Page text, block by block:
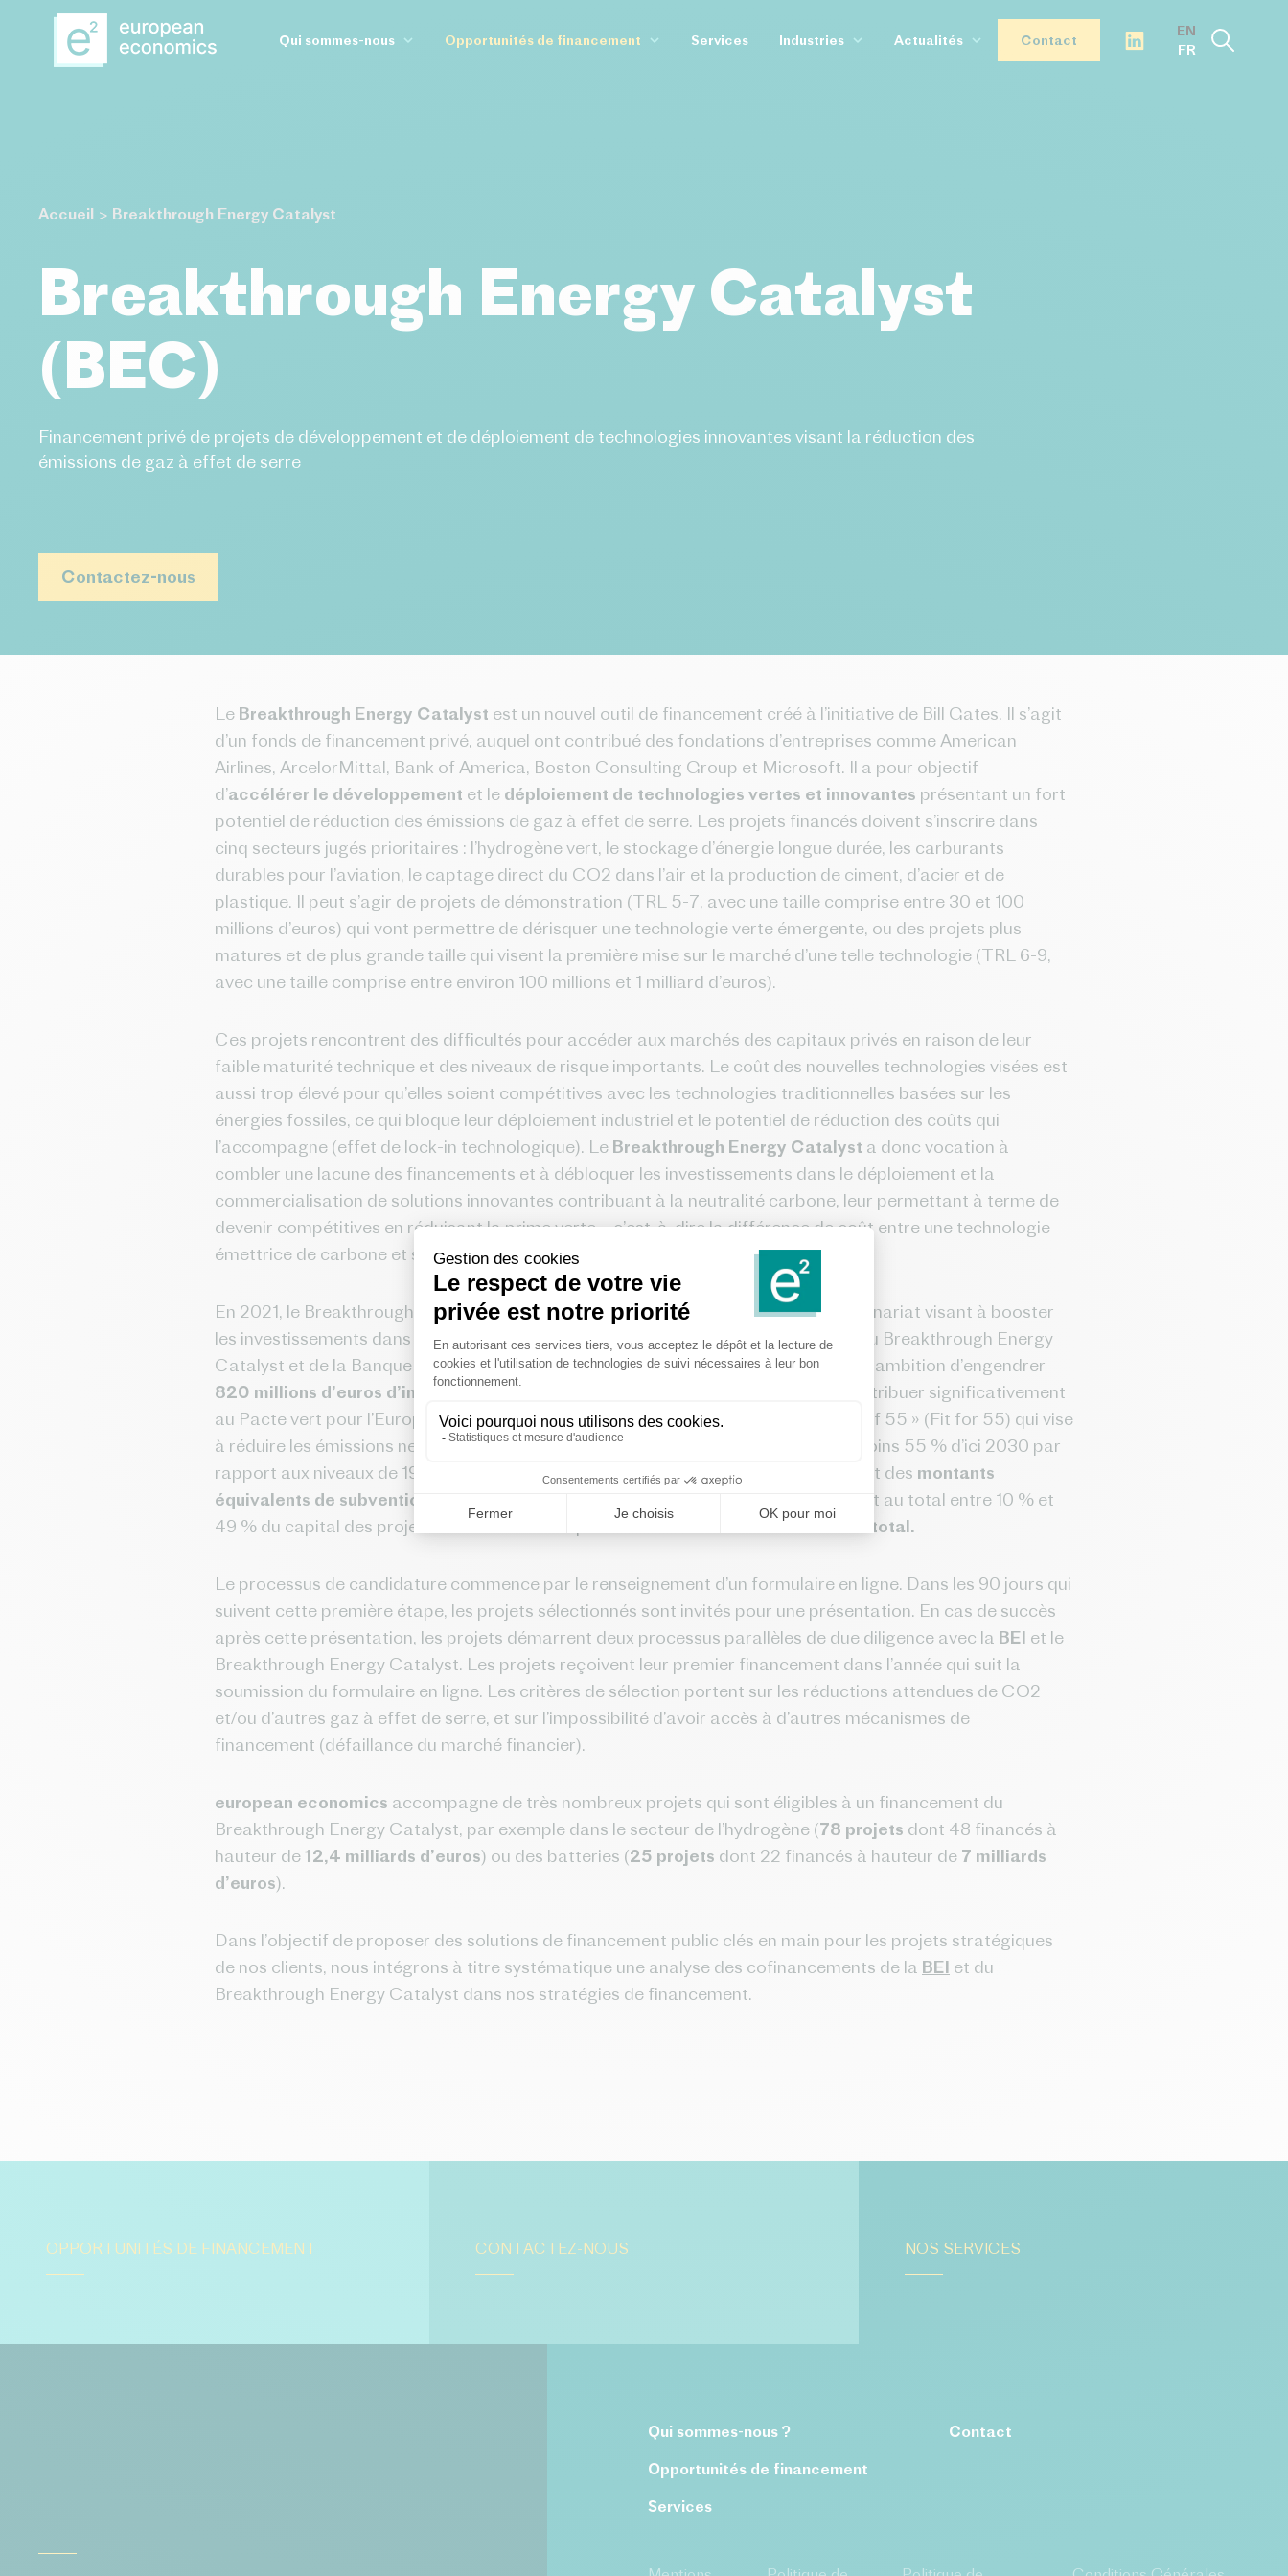
Aller au contenu principal
Qui sommes-nous Opportunités de financement
IPCEI Artificial Intelligence
IPCEI Biotechnologies
Just Transition Fund
Modernisation Fund
Services Industries Actualités Contact
EN
FR
Accueil > Breakthrough Energy Catalyst
Breakthrough Energy Catalyst
(BEC)
Financement privé de projets de développement et de déploiement de technologies innovantes visant la réduction des
émissions de gaz à effet de serre
Contactez-nous
Le Breakthrough Energy Catalyst est un nouvel outil de financement créé à l’initiative de Bill Gates. Il s’agit
d’un fonds de financement privé, auquel ont contribué des fondations d’entreprises comme American
Airlines, ArcelorMittal, Bank of America, Boston Consulting Group et Microsoft. Il a pour objectif
d’accélérer le développement et le déploiement de technologies vertes et innovantes présentant un fort
potentiel de réduction des émissions de gaz à effet de serre. Les projets financés doivent s’inscrire dans
cinq secteurs jugés prioritaires : l’hydrogène vert, le stockage d’énergie longue durée, les carburants
durables pour l’aviation, le captage direct du CO2 dans l’air et la production de ciment, d’acier et de
plastique. Il peut s’agir de projets de démonstration (TRL 5-7, avec une taille comprise entre 30 et 100
millions d’euros) qui vont permettre de dérisquer une technologie verte émergente, ou des projets plus
matures et de plus grande taille qui visent la première mise sur le marché d’une telle technologie (TRL 6-9,
avec une taille comprise entre environ 100 millions et 1 milliard d’euros).
Ces projets rencontrent des difficultés pour accéder aux marchés des capitaux privés en raison de leur
faible maturité technique et des niveaux de risque importants. Le coût des nouvelles technologies visées est
aussi trop élevé pour qu’elles soient compétitives avec les technologies traditionnelles basées sur les
énergies fossiles, ce qui bloque leur déploiement industriel et le potentiel de réduction des coûts qui
l’accompagne (effet de lock-in technologique). Le Breakthrough Energy Catalyst a donc vocation à
combler une lacune des financements et à débloquer les investissements dans le déploiement et la
commercialisation de solutions innovantes contribuant à la neutralité carbone, leur permettant à terme de
devenir compétitives en réduisant la prime verte – c’est-à-dire la différence de coût entre une technologie
émettrice de carbone et son alternative plus propre.
En 2021, le Breakthrough Energy Catalyst et l’Union européenne ont scellé un partenariat visant à booster
les investissements dans les énergies climatiques. En associant les financements du Breakthrough Energy
Catalyst et de la Banque Européenne d’Investissement (BEI), ce partenariat a pour ambition d’engendrer
820 millions d’euros d’investissements
sur la période 2022-2026, de façon à contribuer significativement
au Pacte vert pour l’Europe (Green Deal) ainsi qu’au paquet « Ajustement à l’objectif 55 » (Fit for 55) qui vise
à réduire les émissions nettes de gaz à effet de serre de l’Union européenne d’au moins 55 % d’ici 2030 par
rapport aux niveaux de 1990. La BEI et le Breakthrough Energy Catalyst fournissent des montants
équivalents de subventions et d’investissements
dans les projets, qui représentent au total entre 10 % et
49 % du capital des projets – la subvention représentant
un maximum de 20 % au total.
Le processus de candidature commence par le renseignement d’un formulaire en ligne. Dans les 90 jours qui
suivent cette première étape, les projets sélectionnés sont invités pour une présentation. En cas de succès
après cette présentation, les projets démarrent deux processus parallèles de due diligence avec la BEI et le
Breakthrough Energy Catalyst. Les projets reçoivent leur premier financement dans l’année qui suit la
soumission du formulaire en ligne. Les critères de sélection portent sur les réductions attendues de CO2
et/ou d’autres gaz à effet de serre, et sur l’impossibilité d’avoir accès à d’autres mécanismes de
financement (défaillance du marché financier).
european economics accompagne de très nombreux projets qui sont éligibles à un financement du
Breakthrough Energy Catalyst, par exemple dans le secteur de l’hydrogène (78 projets dont 48 financés à
hauteur de12,4 milliards d’euros) ou des batteries (25 projets dont 22 financés à hauteur de 7 milliards
d’euros).
Dans l’objectif de proposer des solutions de financement public clés en main pour les projets stratégiques
de nos clients, nous intégrons à titre systématique une analyse des cofinancements de la BEI et du
Breakthrough Energy Catalyst dans nos stratégies de financement.
OPPORTUNITÉS DE FINANCEMENT CONTACTEZ-NOUS NOS SERVICES
Qui sommes-nous ?
Opportunités de financement
Services
Contact